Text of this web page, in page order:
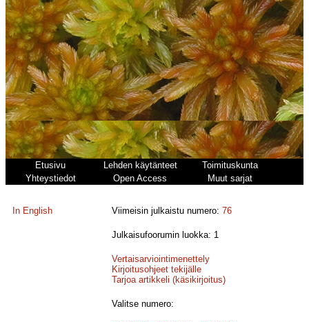
Etusivu Lehden käytänteet
Toimituskunta
Yhteystiedot
Open Access Muut sarjat
In English Viimeisin julkaistu numero:76
Julkaisufoorumin luokka: 1
Vertaisarviointimenettely
Kirjoitusohjeet tekijälle
Tarjoa artikkeli (käsikirjoitus)
Valitse numero: